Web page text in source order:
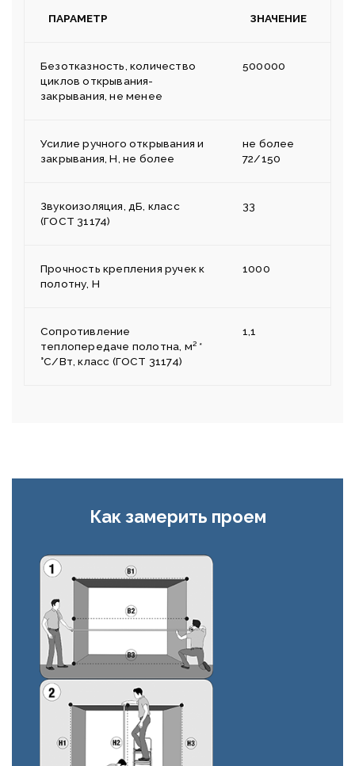
ПАРАМЕТР ЗНАЧЕНИЕ
Безотказность, количество
циклов открывания-
закрывания, не менее
500000
Усилие ручного открывания и
закрывания, Н, не более
не более
72/150
Звукоизоляция, дБ, класс
(ГОСТ 31174)
33
Прочность крепления ручек к
полотну, H
1000
Сопротивление
теплопередаче полотна, м² *
°С/Вт, класс (ГОСТ 31174)
1,1
Как замерить проем